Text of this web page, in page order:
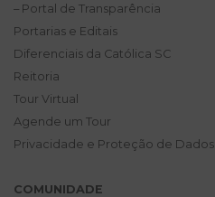
– Portal de Transparência
Portarias e Editais
Diferenciais da Católica SC
Reitoria
Tour Virtual
Agende um Tour
Privacidade e Proteção de Dados
COMUNIDADE